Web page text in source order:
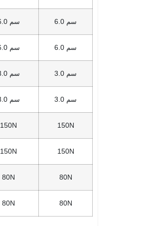
6.0 سم 6.0 سم
6.0 سم 6.0 سم
3.0 سم 3.0 سم
3.0 سم 3.0 سم
150N 150N
150N 150N
80N 80N
80N 80N